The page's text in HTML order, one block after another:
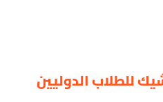
للطلاب الدوليين